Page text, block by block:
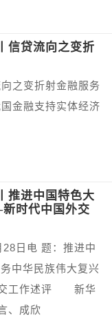
信贷流向之变折
之变折射金融服务
金融支持实体经济
推进中国特色大
时代中国外交
日电 题：推进中
中华民族伟大复兴
工作述评 新华
、成欣